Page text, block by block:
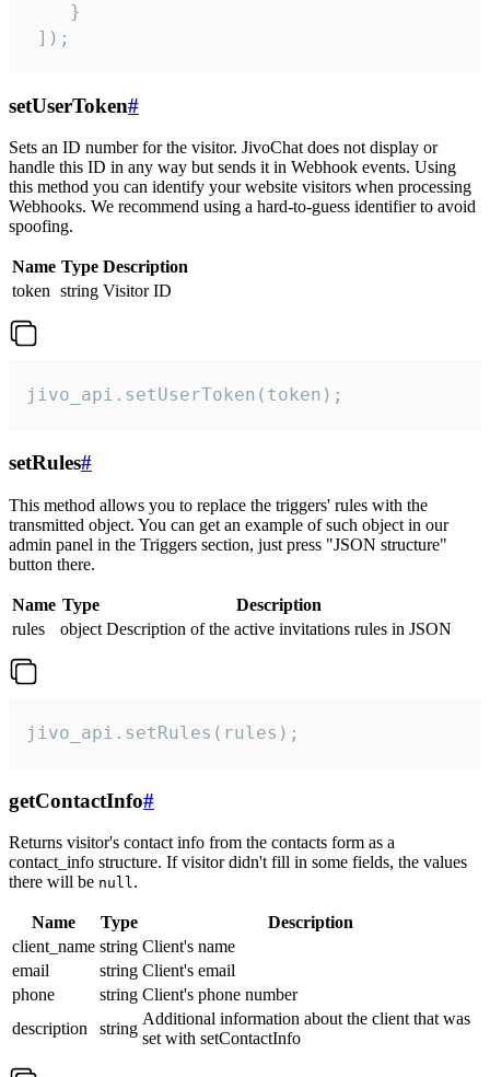
    }
]);
setUserToken#
Sets an ID number for the visitor. JivoChat does not display or
handle this ID in any way but sends it in Webhook events. Using
this method you can identify your website visitors when processing
Webhooks. We recommend using a hard-to-guess identifier to avoid
spoofing.
Name Type Description
token string Visitor ID
jivo_api.setUserToken(token);
setRules#
This method allows you to replace the triggers' rules with the
transmitted object. You can get an example of such object in our
admin panel in the Triggers section, just press "JSON structure"
button there.
Name Type
Description
rules
object Description of the active invitations rules in JSON
jivo_api.setRules(rules);
getContactInfo#
Returns visitor's contact info from the contacts form as a
contact_info structure. If visitor didn't fill in some fields, the values
there will be null.
Name Type
Description
client_name string Client's name
email
string Client's email
phone
string Client's phone number
description
string
Additional information about the client that was
set with setContactInfo